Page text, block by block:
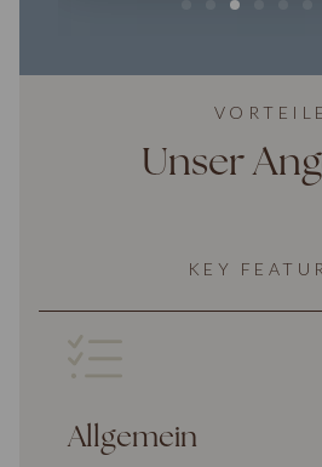
VORTEILE
Unser
KEY
Allgemein